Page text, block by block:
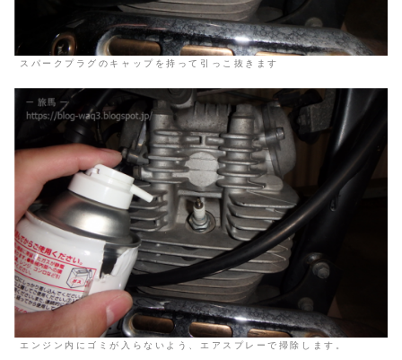
スパークプラグのキャップを持って引っこ抜きます
エンジン内にゴミが入らないよう、エアスプレーで掃除します。